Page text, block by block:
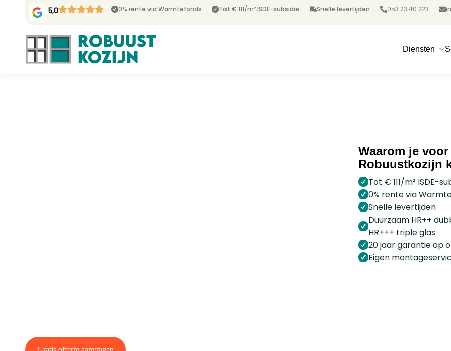
5,0 0% rente via Warmtefonds Tot € 111/m² ISDE-subsidie Snelle levertijden 053 23 40 223
Diensten
Waarom je voor
Robuustkozijn
Tot € 111/m² ISDE-
0% rente via
Snelle levertijden
Duurzaam HR++
HR+++ triple glas
20 jaar garantie op
Eigen